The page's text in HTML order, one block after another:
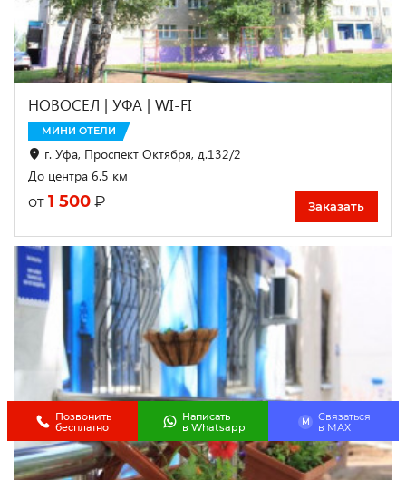
НОВОСЕЛ | УФА | WI-FI
МИНИ ОТЕЛИ
г. Уфа, Проспект Октября, д.132/2
До центра 6.5 км
от 1 500 ₽ Заказать
Позвонить
бесплатно
Написать
в Whatsapp
M
Связаться
в МАХ